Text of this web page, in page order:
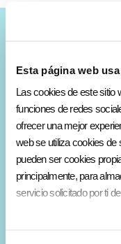
Esta página web
Las cookies de este sitio
funciones de redes
ofrecer una mejor
web se utiliza cookies
pueden ser cookies
principalmente, para
servicio solicitado por ti
Varios